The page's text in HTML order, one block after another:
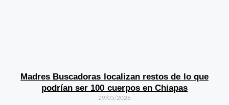
Madres Buscadoras localizan restos de lo que
podrían ser 100 cuerpos en Chiapas
29/05/2026